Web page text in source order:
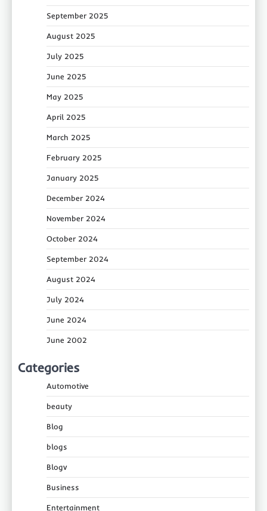
September 2025
August 2025
July 2025
June 2025
May 2025
April 2025
March 2025
February 2025
January 2025
December 2024
November 2024
October 2024
September 2024
August 2024
July 2024
June 2024
June 2002
Categories
Automotive
beauty
Blog
blogs
Blogv
Business
Entertainment